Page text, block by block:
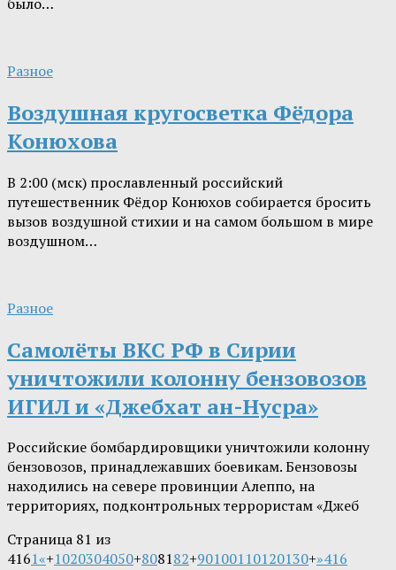
Разное
Воздушная кругосветка Фёдора
Конюхова
В 2:00 (мск) прославленный российский
путешественник Фёдор Конюхов собирается бросить
вызов воздушной стихии и на самом большом в мире
воздушном…
Разное
Самолёты ВКС РФ в Сирии
уничтожили колонну бензовозов
ИГИЛ и «Джебхат ан-Нусра»
Российские бомбардировщики уничтожили колонну
бензовозов, принадлежавших боевикам. Бензовозы
находились на севере провинции Алеппо, на
территориях, подконтрольных террористам «Джеб
Страница 81 из
4161«+1020304050+808182+90100110120130+»416